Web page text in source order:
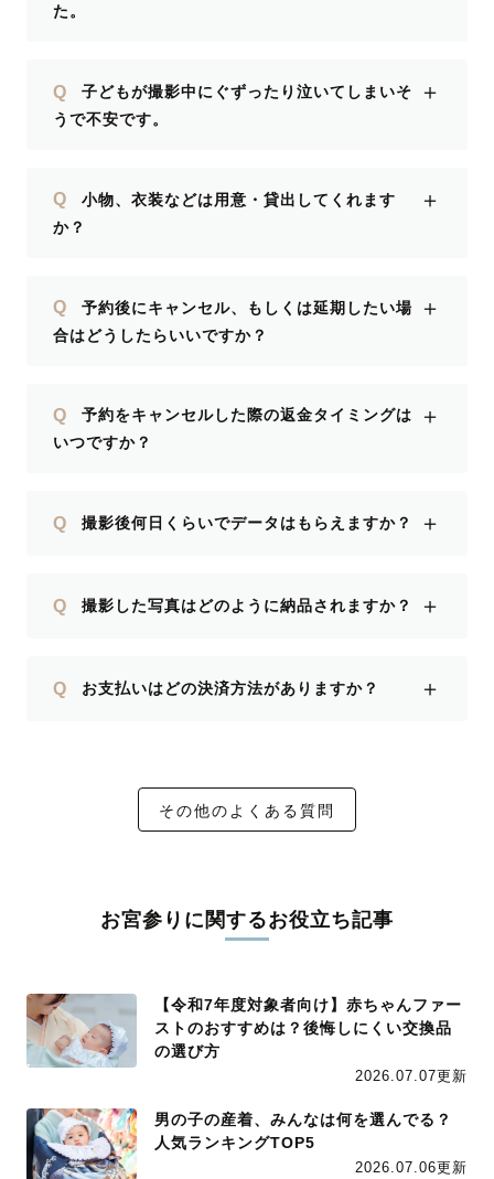
た。
Q
子どもが撮影中にぐずったり泣いてしまいそ
うで不安です。
＋
Q
小物、衣装などは用意・貸出してくれます
か？
＋
Q
予約後にキャンセル、もしくは延期したい場
合はどうしたらいいですか？
＋
Q
予約をキャンセルした際の返金タイミングは
いつですか？
＋
Q 撮影後何日くらいでデータはもらえますか？ ＋
Q 撮影した写真はどのように納品されますか？ ＋
Q お支払いはどの決済方法がありますか？ ＋
その他のよくある質問
お宮参りに関するお役立ち記事
【令和7年度対象者向け】赤ちゃんファー
ストのおすすめは？後悔しにくい交換品
の選び方
2026.07.07更新
男の子の産着、みんなは何を選んでる？
人気ランキングTOP5
2026.07.06更新